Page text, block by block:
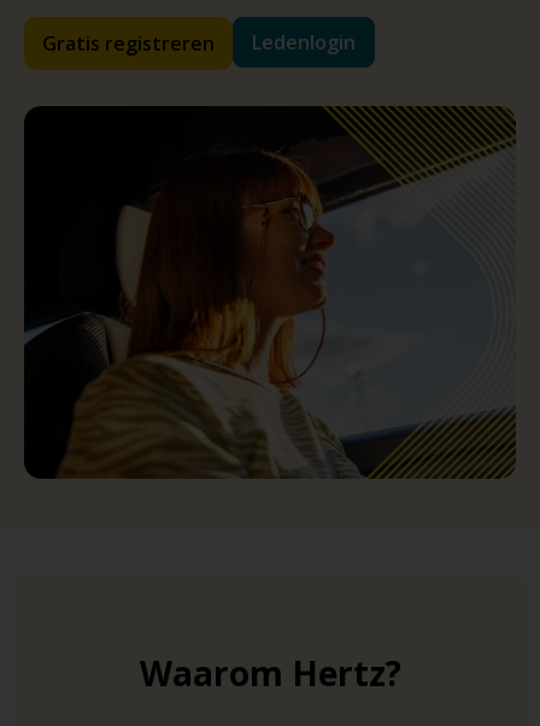
Gratis registreren Ledenlogin
Waarom Hertz?